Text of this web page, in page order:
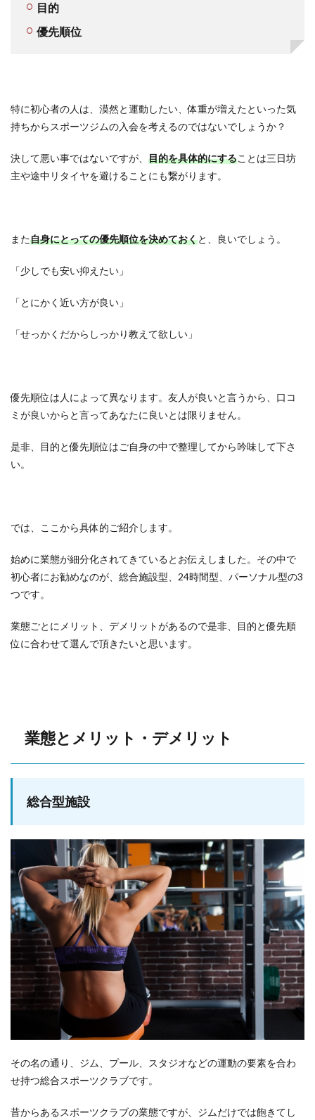
目的
優先順位
特に初心者の人は、漠然と運動したい、体重が増えたといった気
持ちからスポーツジムの入会を考えるのではないでしょうか？
決して悪い事ではないですが、 目的を具体的にすることは三日坊
主や途中リタイヤを避けることにも繋がります。
また自身にとっての優先順位を決めておくと、良いでしょう。
「少しでも安い抑えたい」
「とにかく近い方が良い」
「せっかくだからしっかり教えて欲しい」
優先順位は人によって異なります。友人が良いと言うから、口コ
ミが良いからと言ってあなたに良いとは限りません。
是非、目的と優先順位はご自身の中で整理してから吟味して下さ
い。
では、ここから具体的ご紹介します。
始めに業態が細分化されてきているとお伝えしました。その中で
初心者にお勧めなのが、総合施設型、24時間型、パーソナル型の3
つです。
業態ごとにメリット、デメリットがあるので是非、目的と優先順
位に合わせて選んで頂きたいと思います。
業態とメリット・デメリット
総合型施設
その名の通り、ジム、プール、スタジオなどの運動の要素を合わ
せ持つ総合スポーツクラブです。
昔からあるスポーツクラブの業態ですが、ジムだけでは飽きてし